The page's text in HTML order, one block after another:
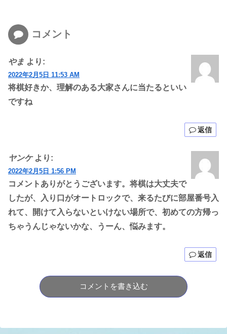
コメント
やま より:
2022年2月5日 11:53 AM
将棋好きか、理解のある大家さんに当たるといい
ですね
返信
ヤンケ より:
2022年2月5日 1:56 PM
コメントありがとうございます。将棋は大丈夫で
したが、入り口がオートロックで、来るたびに部屋番号入
れて、開けて入らないといけない場所で、初めての方帰っ
ちゃうんじゃないかな、うーん、悩みます。
返信
コメントを書き込む